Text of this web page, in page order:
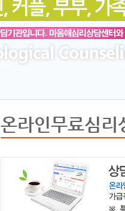
온라인무료심리